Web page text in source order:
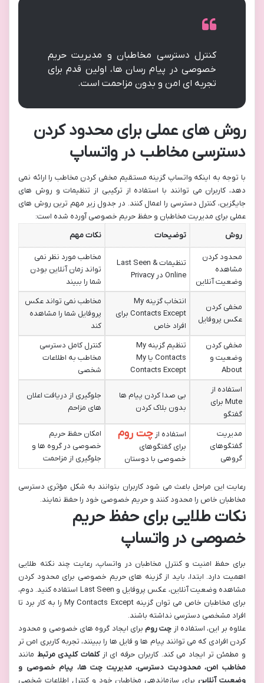
کنترل دسترسی مخاطبان و مدیریت حریم
خصوصی در پیام رسان ها، اولین قدم برای
تجربه ای امن و بدون مزاحمت است.
روش های عملی برای محدود کردن
دسترسی مخاطب در واتساپ
با توجه به اینکه واتساپ گزینه مستقیم مخفی کردن مخاطب را ارائه نمی
دهد، کاربران می توانند با استفاده از ترکیبی از تنظیمات و روش های
جایگزین، کنترل دسترسی را اعمال کنند. در جدول زیر مهم ترین روش های
عملی برای مدیریت مخاطبان و حفظ حریم خصوصی آورده شده است:
روش
توضیحات نکات مهم
محدود کردن
مشاهده
وضعیت آنلاین
تنظیمات Last Seen &
Online در Privacy
مخاطب مورد نظر نمی
تواند زمان آنلاین بودن
شما را ببیند
مخفی کردن
عکس پروفایل
انتخاب گزینه My
Contacts Except برای
افراد خاص
مخاطب نمی تواند عکس
پروفایل شما را مشاهده
کند
مخفی کردن
وضعیت و
About
تنظیم گزینه My
Contacts یا My
Contacts Except
کنترل کامل دسترسی
مخاطب به اطلاعات
شخصی
استفاده از
Mute برای
گفتگو
بی صدا کردن پیام ها
بدون بلاک کردن
جلوگیری از دریافت اعلان
های مزاحم
مدیریت
گفتگوهای
گروهی
استفاده ازچت روم
برای گفتگوهای
خصوصی با دوستان
امکان حفظ حریم
خصوصی در گروه ها و
جلوگیری از مزاحمت
رعایت این مراحل باعث می شود کاربران بتوانند به شکل مؤثری دسترسی
مخاطبان خاص را محدود کنند و حریم خصوصی خود را حفظ نمایند.
نکات طلایی برای حفظ حریم
خصوصی در واتساپ
برای حفظ امنیت و کنترل مخاطبان در واتساپ، رعایت چند نکته طلایی
اهمیت دارد. ابتدا، باید از گزینه های حریم خصوصی برای محدود کردن
مشاهده وضعیت آنلاین، عکس پروفایل و Last Seen استفاده کنید. دوم،
برای مخاطبان خاص می توان گزینه My Contacts Except را به کار برد تا
افراد مشخصی دسترسی نداشته باشند.
علاوه بر این، استفاده از چت روم برای ایجاد گروه های خصوصی و محدود
کردن افرادی که می توانند پیام ها و فایل ها را ببینند، تجربه کاربری امن تر
و مطمئن تر ایجاد می کند. کاربران حرفه ای ازکلمات کلیدی مرتبط مانند
مخاطب امن، محدودیت دسترسی، مدیریت چت ها، پیام خصوصی و
وضعیت آنلاین برای سازماندهی مخاطبان خود و کنترل اطلاعات شخصی